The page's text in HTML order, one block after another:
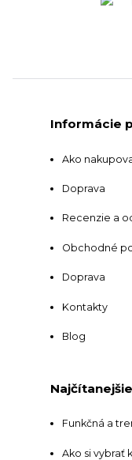
Informácie
Ako
Doprava
Recenzie a
Obchodné
Doprava
Kontakty
Blog
Funkčná a
Ako si vybrať